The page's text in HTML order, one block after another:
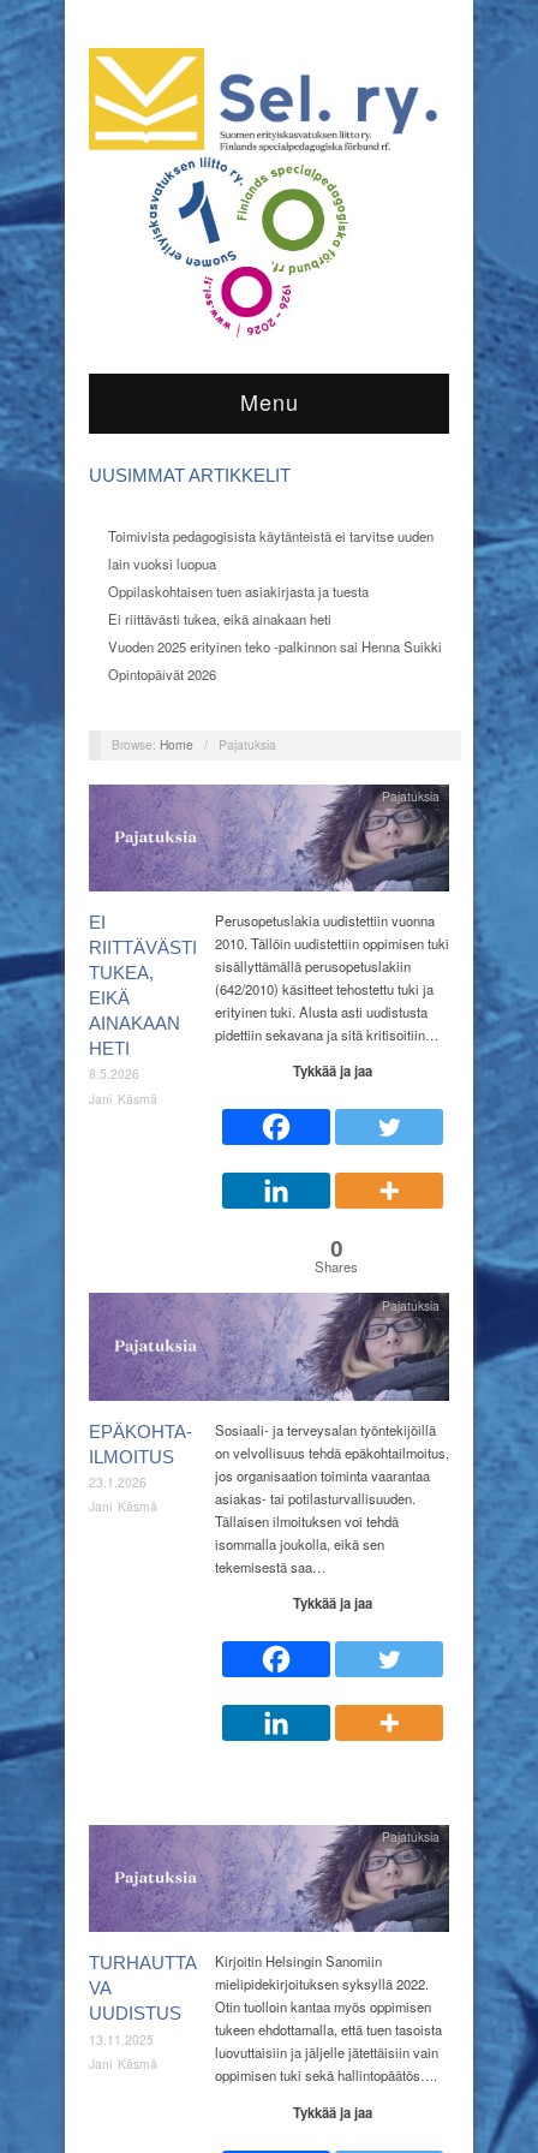
Menu
UUSIMMAT ARTIKKELIT
Toimivista pedagogisista käytänteistä ei tarvitse uuden
lain vuoksi luopua
Oppilaskohtaisen tuen asiakirjasta ja tuesta
Ei riittävästi tukea, eikä ainakaan heti
Vuoden 2025 erityinen teko -palkinnon sai Henna Suikki
Opintopäivät 2026
Browse: Home / Pajatuksia
EI
RIITTÄVÄSTI
TUKEA,
EIKÄ
AINAKAAN
HETI
8.5.2026
Jani Käsmä
Pajatuksia
Perusopetuslakia uudistettiin vuonna
2010. Tällöin uudistettiin oppimisen tuki
sisällyttämällä perusopetuslakiin
(642/2010) käsitteet tehostettu tuki ja
erityinen tuki. Alusta asti uudistusta
pidettiin sekavana ja sitä kritisoitiin…
Tykkää ja jaa
0
Shares
EPÄKOHTA-
ILMOITUS
23.1.2026
Jani Käsmä
Pajatuksia
Sosiaali- ja terveysalan työntekijöillä
on velvollisuus tehdä epäkohtailmoitus,
jos organisaation toiminta vaarantaa
asiakas- tai potilasturvallisuuden.
Tällaisen ilmoituksen voi tehdä
isommalla joukolla, eikä sen
tekemisestä saa…
Tykkää ja jaa
TURHAUTTA
VA
UUDISTUS
13.11.2025
Jani Käsmä
Pajatuksia
Kirjoitin Helsingin Sanomiin
mielipidekirjoituksen syksyllä 2022.
Otin tuolloin kantaa myös oppimisen
tukeen ehdottamalla, että tuen tasoista
luovuttaisiin ja jäljelle jätettäisiin vain
oppimisen tuki sekä hallintopäätös….
Tykkää ja jaa